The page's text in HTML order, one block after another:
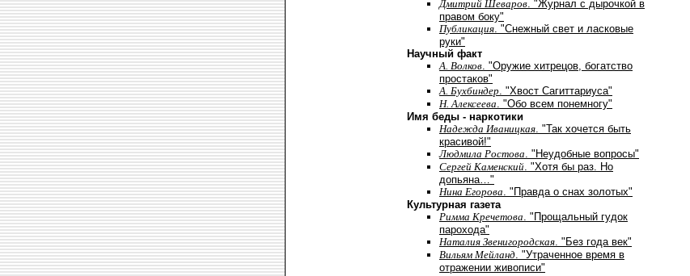
Дмитрий Шеваров. "Журнал с дырочкой в
правом боку"
Публикация. "Снежный свет и ласковые
руки"
Научный факт
А. Волков. "Оружие хитрецов, богатство
простаков"
А. Бухбиндер. "Хвост Сагиттариуса"
Н. Алексеева. "Обо всем понемногу"
Имя беды - наркотики
Надежда Иваницкая. "Так хочется быть
красивой!"
Людмила Ростова. "Неудобные вопросы"
Сергей Каменский. "Хотя бы раз. Но
допьяна…"
Нина Егорова. "Правда о снах золотых"
Культурная газета
Римма Кречетова. "Прощальный гудок
парохода"
Наталия Звенигородская. "Без года век"
Вильям Мейланд. "Утраченное время в
отражении живописи"